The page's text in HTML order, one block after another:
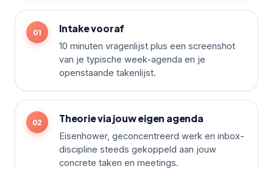
Intake vooraf
10 minuten vragenlijst plus een screenshot
van je typische week-agenda en je
openstaande takenlijst.
Theorie via jouw eigen agenda
Eisenhower, geconcentreerd werk en inbox-
discipline steeds gekoppeld aan jouw
concrete taken en meetings.